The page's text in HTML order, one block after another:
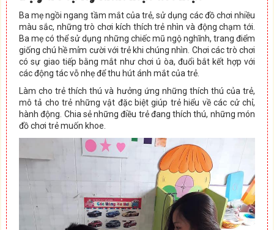
Ba mẹ ngồi ngang tầm mắt của trẻ, sử dụng các đồ chơi nhiều
màu sắc, những trò chơi kích thích trẻ nhìn và động chạm tới.
Ba mẹ có thể sử dụng những chiếc mũ ngộ nghĩnh, trang điểm
giống chú hề mỉm cười với trẻ khi chúng nhìn. Chơi các trò chơi
có sự giao tiếp bằng mắt như chơi ú òa, đuổi bắt kết hợp với
các động tác vỗ nhẹ để thu hút ánh mắt của trẻ.
Làm cho trẻ thích thú và hưởng ứng những thích thú của trẻ,
mô tả cho trẻ những vật đặc biệt giúp trẻ hiểu về các cử chỉ,
hành động. Chia sẻ những điều trẻ đang thích thú, những món
đồ chơi trẻ muốn khoe.